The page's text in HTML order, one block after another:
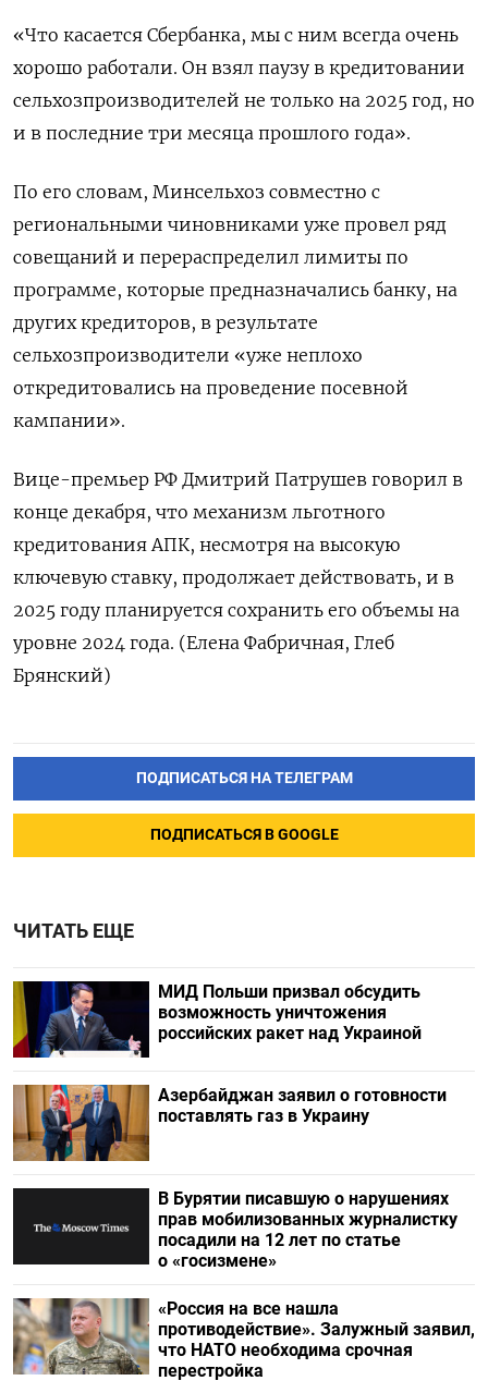
«Что касается Сбербанка, мы с ним всегда очень
хорошо работали. Он взял паузу в кредитовании
сельхозпроизводителей не только на 2025 год, но
и в последние три месяца прошлого года».
По его словам, Минсельхоз совместно с
региональными чиновниками уже провел ряд
совещаний и перераспределил лимиты по
программе, которые предназначались банку, на
других кредиторов, в результате
сельхозпроизводители «уже неплохо
откредитовались на проведение посевной
кампании».
Вице-премьер РФ Дмитрий Патрушев говорил в
конце декабря, что механизм льготного
кредитования АПК, несмотря на высокую
ключевую ставку, продолжает действовать, и в
2025 году планируется сохранить его объемы на
уровне 2024 года. (Елена Фабричная, Глеб
Брянский)
ПОДПИСАТЬСЯ НА ТЕЛЕГРАМ
ПОДПИСАТЬСЯ В GOOGLE
ЧИТАТЬ ЕЩЕ
МИД Польши призвал обсудить
возможность уничтожения
российских ракет над Украиной
Азербайджан заявил о готовности
поставлять газ в Украину
В Бурятии писавшую о нарушениях
прав мобилизованных журналистку
посадили на 12 лет по статье
о «госизмене»
«Россия на все нашла
противодействие». Залужный заявил,
что НАТО необходима срочная
перестройка